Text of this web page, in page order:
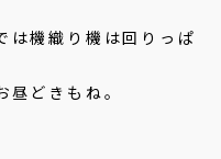
は機織り機は回りっぱ
どきもね。